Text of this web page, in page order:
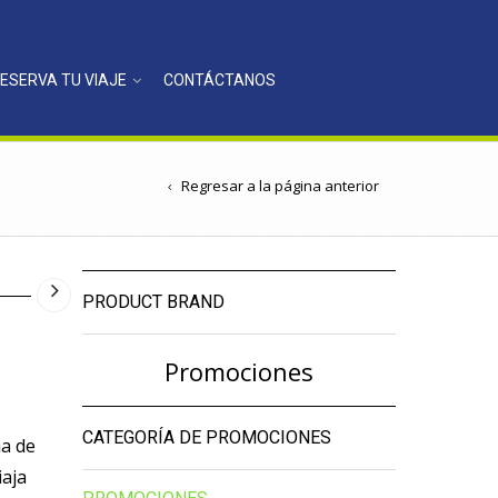
TU VIAJE CONTÁCTANOS
Regresar a la página anterior
de
PRODUCT BRAND
Promociones
CATEGORÍA DE PROMOCIONES